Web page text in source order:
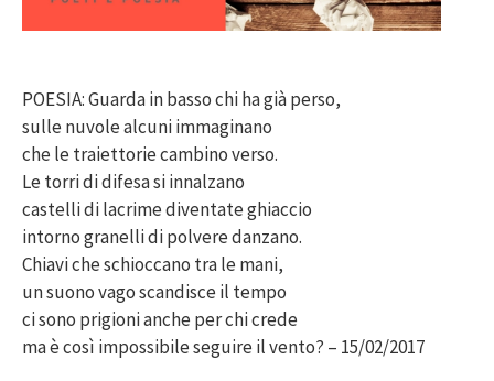
POESIA: Guarda in basso chi ha già perso,
sulle nuvole alcuni immaginano
che le traiettorie cambino verso.
Le torri di difesa si innalzano
castelli di lacrime diventate ghiaccio
intorno granelli di polvere danzano.
Chiavi che schioccano tra le mani,
un suono vago scandisce il tempo
ci sono prigioni anche per chi crede
ma è così impossibile seguire il vento? – 15/02/2017